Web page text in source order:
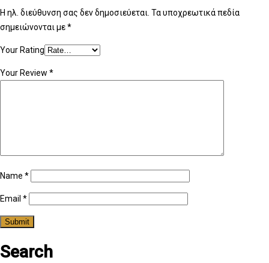
Η ηλ. διεύθυνση σας δεν δημοσιεύεται. Τα υποχρεωτικά πεδία
σημειώνονται με*
Your Rating
Your Review *
Name *
Email *
Search